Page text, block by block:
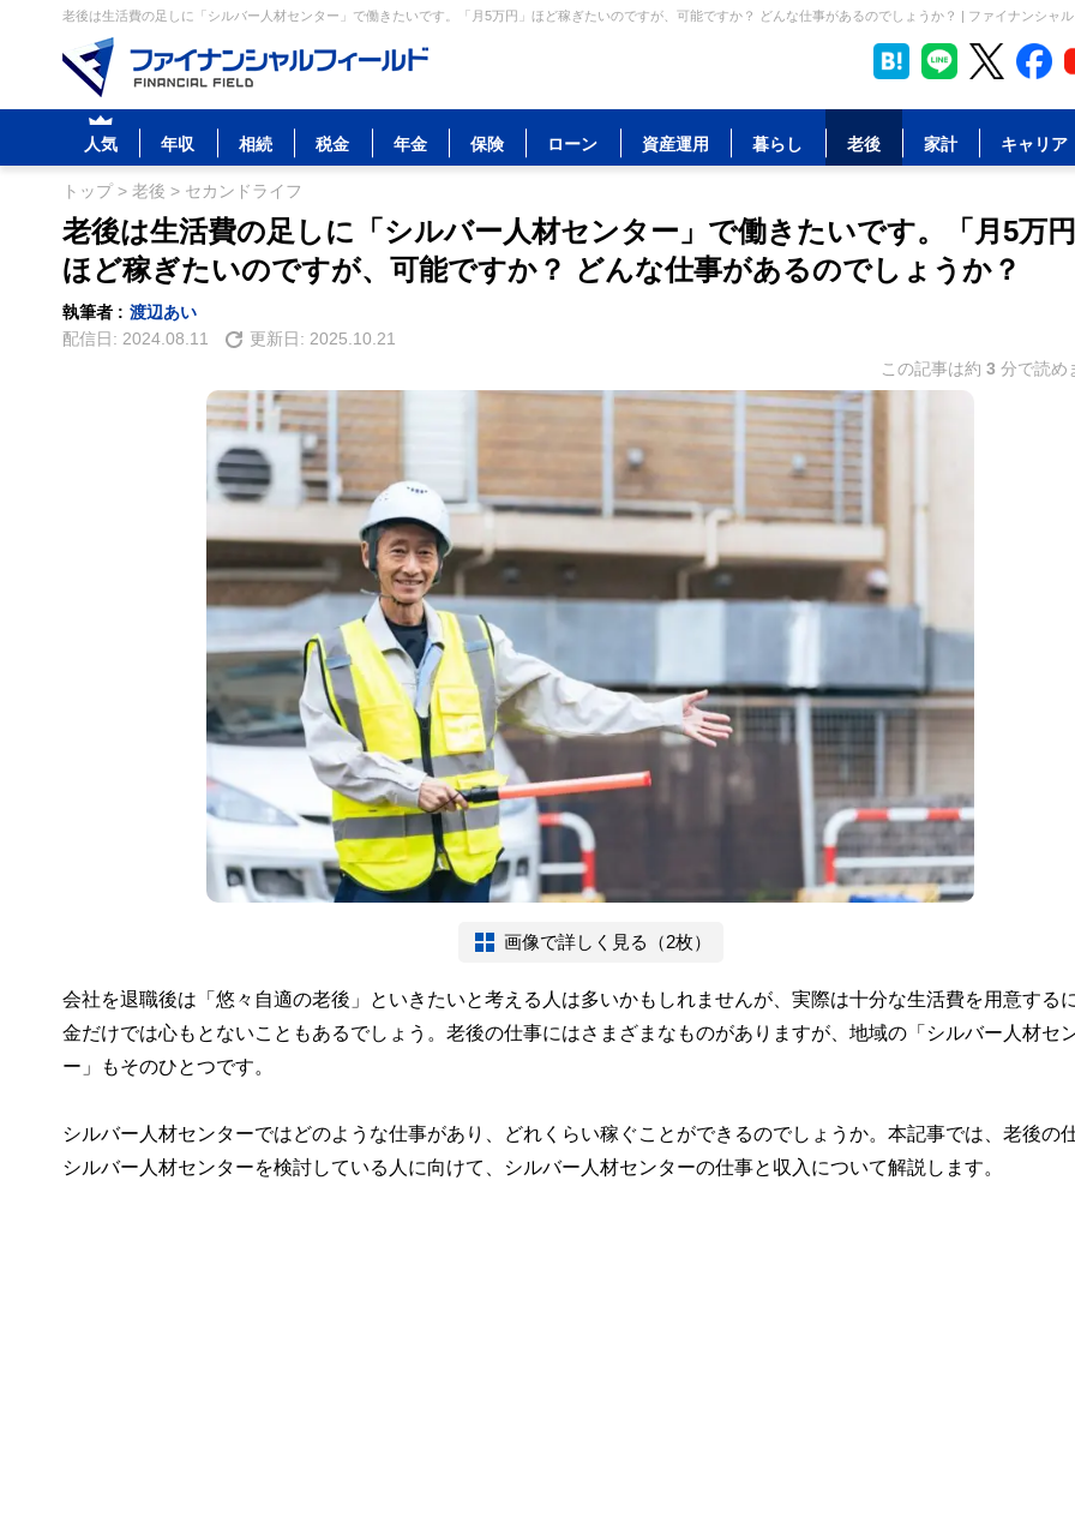
老後は生活費の足しに「シルバー人材センター」で働きたいです。「月5万円」ほど稼ぎたいのですが、可能ですか？ どんな仕事があるのでしょうか？ | ファイナンシャ
人気 年収 相続 税金 年金 保険 ローン 資産運用 暮らし 老後 家計 キャリア
トップ> 老後 > セカンドライフ
老後は生活費の足しに「シルバー人材センター」で働きたいです。「月5万
ほど稼ぎたいのですが、可能ですか？ どんな仕事があるのでしょうか？
執筆者 : 渡辺あい
配信日: 2024.08.11 更新日: 2025.10.21
この記事は約 3 分で読め
画像で詳しく見る（2枚）
会社を退職後は「悠々自適の老後」といきたいと考える人は多いかもしれませんが、実際は十分な生活費を用意する
金だけでは心もとないこともあるでしょう。老後の仕事にはさまざまなものがありますが、地域の「シルバー人材セ
ー」もそのひとつです。
シルバー人材センターではどのような仕事があり、どれくらい稼ぐことができるのでしょうか。本記事では、老後の
シルバー人材センターを検討している人に向けて、シルバー人材センターの仕事と収入について解説します。